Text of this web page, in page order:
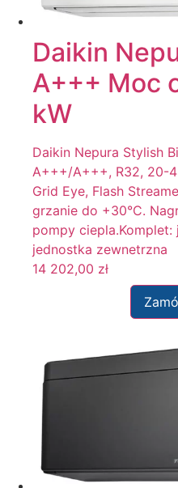
Daikin
A+++ Moc
kW
Daikin Nepura Stylish
A+++/A+++, R32, 20-
Grid Eye, Flash
grzanie do +30°C.
pompy
jednostka zewnetrzna
14 202,00 zł